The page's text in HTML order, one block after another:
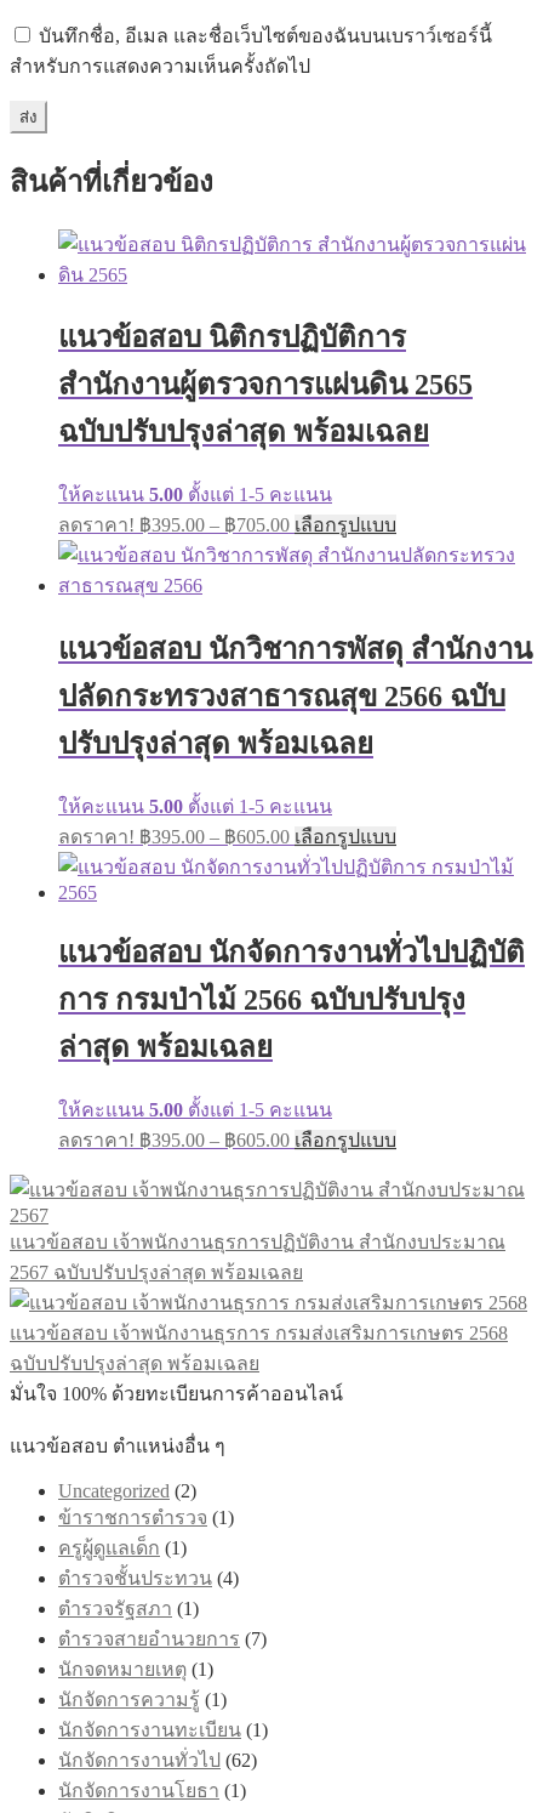
บันทึกชื่อ, อีเมล และชื่อเว็บไซต์ของฉันบนเบราว์เซอร์นี้
สำหรับการแสดงความเห็นครั้งถัดไป
สินค้าที่เกี่ยวข้อง
แนวข้อสอบ นิติกรปฏิบัติการ
สำนักงานผู้ตรวจการแผ่นดิน 2565
ฉบับปรับปรุงล่าสุด พร้อมเฉลย
ให้คะแนน 5.00 ตั้งแต่ 1-5 คะแนน
ลดราคา! ฿395.00 – ฿705.00Price
range:
฿395.00
เลือกรูปแบบ
product
has
options
may
be
chosen
แนวข้อสอบ นักวิชาการพัสดุ สำนักงาน
ปลัดกระทรวงสาธารณสุข 2566 ฉบับ
ปรับปรุงล่าสุด พร้อมเฉลย
ให้คะแนน 5.00 ตั้งแต่ 1-5 คะแนน
ลดราคา! ฿395.00 – ฿605.00Price
range:
฿395.00
เลือกรูปแบบ
product
has
The
options
may
be
แนวข้อสอบ นักจัดการงานทั่วไปปฏิบัติ
การ กรมป่าไม้ 2566 ฉบับปรับปรุง
ล่าสุด พร้อมเฉลย
ให้คะแนน 5.00 ตั้งแต่ 1-5 คะแนน
ลดราคา! ฿395.00 – ฿605.00Price
range:
฿395.00
฿605.00
เลือกรูปแบบ
product
has
multiple
The
be
chosen
แนวข้อสอบ เจ้าพนักงานธุรการปฏิบัติงาน สำนักงบประมาณ
2567 ฉบับปรับปรุงล่าสุด พร้อมเฉลย
แนวข้อสอบ เจ้าพนักงานธุรการ กรมส่งเสริมการเกษตร 2568
ฉบับปรับปรุงล่าสุด พร้อมเฉลย
มั่นใจ 100% ด้วยทะเบียนการค้าออนไลน์
แนวข้อสอบ ตำแหน่งอื่น ๆ
Uncategorized (2)
ข้าราชการตำรวจ (1)
ครูผู้ดูแลเด็ก (1)
ตำรวจชั้นประทวน (4)
ตำรวจรัฐสภา (1)
ตำรวจสายอำนวยการ (7)
นักจดหมายเหตุ (1)
นักจัดการความรู้ (1)
นักจัดการงานทะเบียน (1)
นักจัดการงานทั่วไป (62)
นักจัดการงานโยธา (1)